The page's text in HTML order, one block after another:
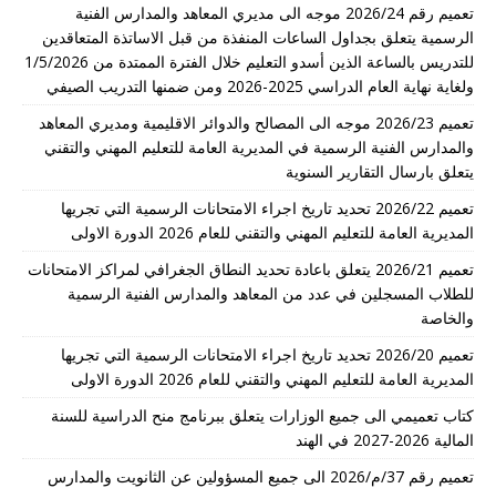
تعميم رقم 2026/24 موجه الى مديري المعاهد والمدارس الفنية
الرسمية يتعلق بجداول الساعات المنفذة من قبل الاساتذة المتعاقدين
للتدريس بالساعة الذين أسدو التعليم خلال الفترة الممتدة من 1/5/2026
ولغاية نهاية العام الدراسي 2025-2026 ومن ضمنها التدريب الصيفي
تعميم 2026/23 موجه الى المصالح والدوائر الاقليمية ومديري المعاهد
والمدارس الفنية الرسمية في المديرية العامة للتعليم المهني والتقني
يتعلق بارسال التقارير السنوية
تعميم 2026/22 تحديد تاريخ اجراء الامتحانات الرسمية التي تجريها
المديرية العامة للتعليم المهني والتقني للعام 2026 الدورة الاولى
تعميم 2026/21 يتعلق باعادة تحديد النطاق الجغرافي لمراكز الامتحانات
للطلاب المسجلين في عدد من المعاهد والمدارس الفنية الرسمية
والخاصة
تعميم 2026/20 تحديد تاريخ اجراء الامتحانات الرسمية التي تجريها
المديرية العامة للتعليم المهني والتقني للعام 2026 الدورة الاولى
كتاب تعميمي الى جميع الوزارات يتعلق ببرنامج منح الدراسية للسنة
المالية 2026-2027 في الهند
تعميم رقم 37/م/2026 الى جميع المسؤولين عن الثانويت والمدارس